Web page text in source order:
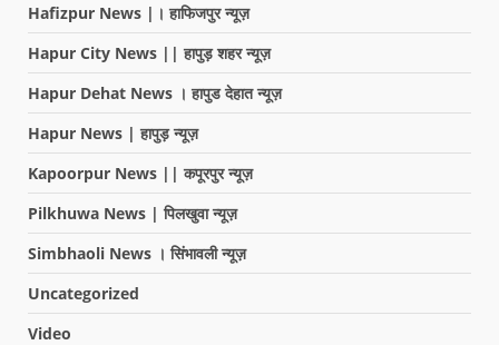
Hafizpur News |। हाफिजपुर न्यूज़
Hapur City News || हापुड़ शहर न्यूज़
Hapur Dehat News । हापुड देहात न्यूज़
Hapur News | हापुड़ न्यूज़
Kapoorpur News || कपूरपुर न्यूज़
Pilkhuwa News | पिलखुवा न्यूज़
Simbhaoli News । सिंभावली न्यूज़
Uncategorized
Video